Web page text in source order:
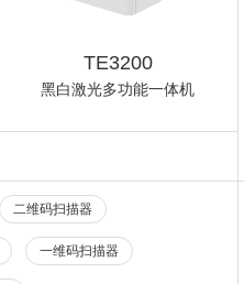
TE3200
黑白激光多功能一体机
二维码扫描器
一维码扫描器